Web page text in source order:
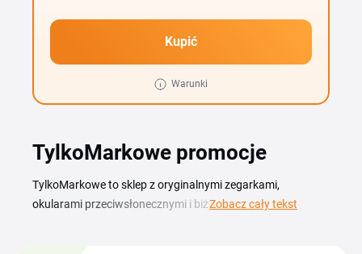
Kupić
Warunki
TylkoMarkowe promocje
TylkoMarkowe to sklep z oryginalnymi zegarkami,
okularami przeciwsłonecznymi i biżuterią, znajdziesz tu
Zobacz cały tekst